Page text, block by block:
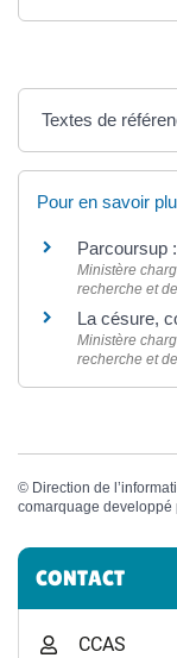
Textes de
Pour en savoir
Parcoursup
Ministère
recherche et
La césure,
Ministère
recherche et
© Direction de
comarquage developpé
CONTACT
CCAS